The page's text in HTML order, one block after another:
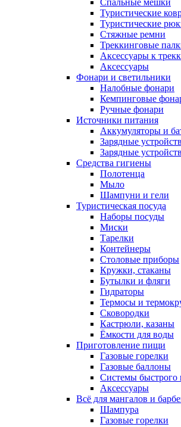
Спальные мешки
Туристические
Туристические
Стяжные ремни
Треккинговые
Аксессуары к
Аксессуары
Фонари и светильники
Налобные фонари
Кемпинговые
Ручные фонари
Источники питания
Аккумуляторы и
Зарядные
Зарядные
Средства гигиены
Полотенца
Мыло
Шампуни и гели
Туристическая посуда
Наборы посуды
Миски
Тарелки
Контейнеры
Столовые приборы
Кружки, стаканы
Бутылки и фляги
Гидраторы
Термосы и
Сковородки
Кастрюли, казаны
Ёмкости для воды
Приготовление пищи
Газовые горелки
Газовые баллоны
Системы быстрого
Аксессуары
Всё для мангалов и
Шампура
Газовые горелки